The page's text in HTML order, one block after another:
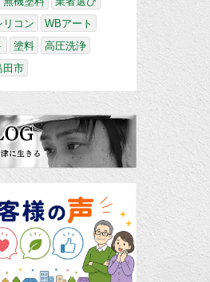
リコン
WBアート
塗料
高圧洗浄
田市